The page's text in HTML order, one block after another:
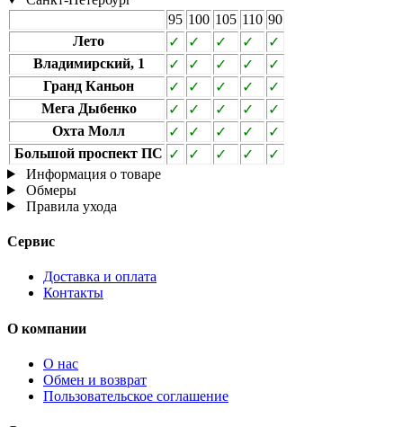
95 100 105 110 90
Лето
✓ ✓ ✓ ✓
✓
Владимирский, 1
✓ ✓ ✓ ✓
✓
Гранд Каньон
✓ ✓ ✓ ✓
✓
Мега Дыбенко
✓ ✓ ✓ ✓
✓
Охта Молл
✓ ✓ ✓ ✓
✓
Большой проспект ПС ✓ ✓ ✓ ✓
✓
Информация о товаре
Обмеры
Правила ухода
Сервис
Доставка и оплата
Контакты
О компании
О нас
Обмен и возврат
Пользовательское соглашение